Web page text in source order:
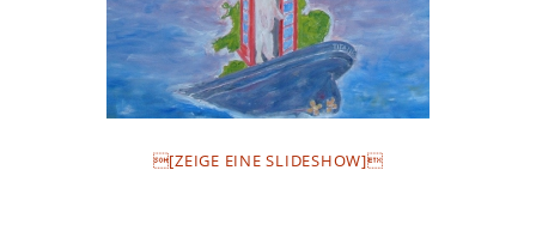
[ZEIGE EINE SLIDESHOW]